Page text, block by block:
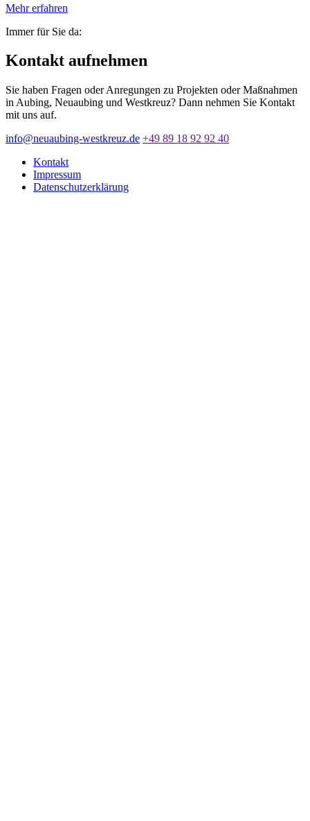
Mehr erfahren
Immer für Sie da:
Kontakt aufnehmen
Sie haben Fragen oder Anregungen zu Projekten oder Maßnahmen
in Aubing, Neuaubing und Westkreuz? Dann nehmen Sie Kontakt
mit uns auf.
info@neuaubing-westkreuz.de +49 89 18 92 92 40
Kontakt
Impressum
Datenschutzerklärung